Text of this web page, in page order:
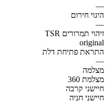
—
היגוי חירום
—
זיהוי תמרורים TSR
original
התראת פתיחת דלת
—
מצלמה
מצלמת 360
חיישני קרבה
חיישני חניה